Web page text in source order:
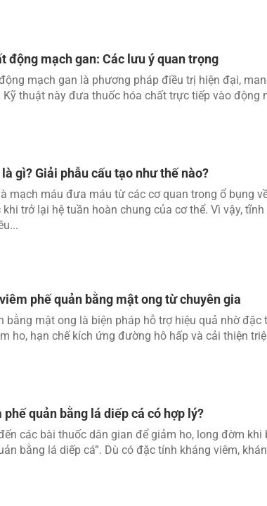
động mạch gan: Các lưu ý quan trọng
mạch gan là phương pháp điều trị hiện đại,
Kỹ thuật này đưa thuốc hóa chất trực tiếp vào
gì? Giải phẫu cấu tạo như thế nào?
mạch máu đưa máu từ các cơ quan trong ổ bụng
khi trở lại hệ tuần hoàn chung của cơ thể. Vì vậy,
phế quản bằng mật ong từ chuyên gia
bằng mật ong là biện pháp hỗ trợ hiệu quả nhờ
ho, hạn chế kích ứng đường hô hấp và cải thiện
quản bằng lá diếp cá có hợp lý?
các bài thuốc dân gian để giảm ho, long đờm
bằng lá diếp cá”. Dù có đặc tính kháng viêm,